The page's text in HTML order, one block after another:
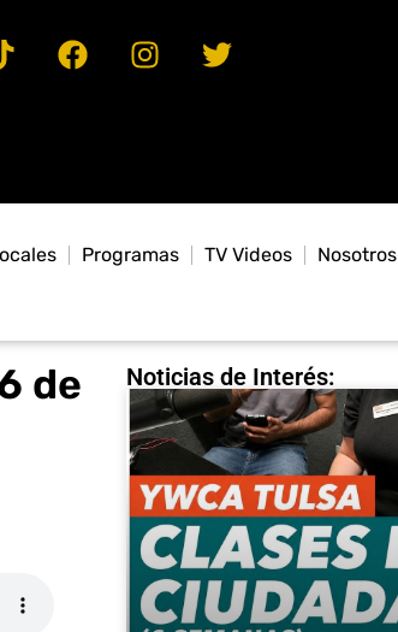
Programas TV Videos Nosotros
de
Noticias de Interés: